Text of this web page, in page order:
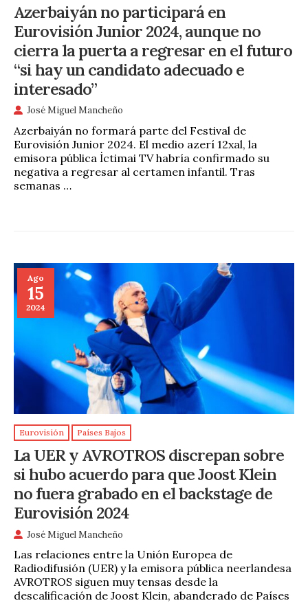
Azerbaiyán no participará en
Eurovisión Junior 2024, aunque no
cierra la puerta a regresar en el futuro
“si hay un candidato adecuado e
interesado”
José Miguel Mancheño
Azerbaiyán no formará parte del Festival de
Eurovisión Junior 2024. El medio azerí 12xal, la
emisora pública İctimai TV habría confirmado su
negativa a regresar al certamen infantil. Tras
semanas …
Ago
15
2024
Eurovisión Países Bajos
La UER y AVROTROS discrepan sobre
si hubo acuerdo para que Joost Klein
no fuera grabado en el backstage de
Eurovisión 2024
José Miguel Mancheño
Las relaciones entre la Unión Europea de
Radiodifusión (UER) y la emisora pública neerlandesa
AVROTROS siguen muy tensas desde la
descalificación de Joost Klein, abanderado de Países